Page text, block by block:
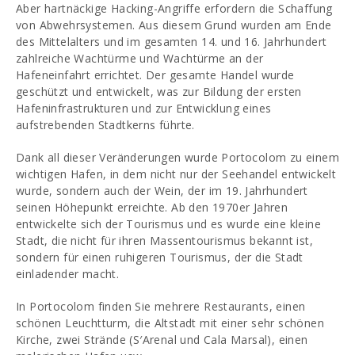
Aber hartnäckige Hacking-Angriffe erfordern die Schaffung
von Abwehrsystemen. Aus diesem Grund wurden am Ende
des Mittelalters und im gesamten 14. und 16. Jahrhundert
zahlreiche Wachtürme und Wachtürme an der
Hafeneinfahrt errichtet. Der gesamte Handel wurde
geschützt und entwickelt, was zur Bildung der ersten
Hafeninfrastrukturen und zur Entwicklung eines
aufstrebenden Stadtkerns führte.
Dank all dieser Veränderungen wurde Portocolom zu einem
wichtigen Hafen, in dem nicht nur der Seehandel entwickelt
wurde, sondern auch der Wein, der im 19. Jahrhundert
seinen Höhepunkt erreichte. Ab den 1970er Jahren
entwickelte sich der Tourismus und es wurde eine kleine
Stadt, die nicht für ihren Massentourismus bekannt ist,
sondern für einen ruhigeren Tourismus, der die Stadt
einladender macht.
In Portocolom finden Sie mehrere Restaurants, einen
schönen Leuchtturm, die Altstadt mit einer sehr schönen
Kirche, zwei Strände (S′Arenal und Cala Marsal), einen